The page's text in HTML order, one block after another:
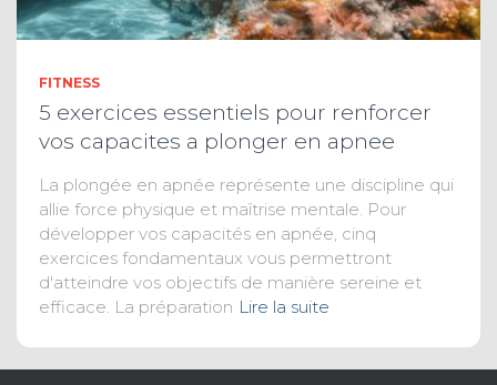
FITNESS
5 exercices essentiels pour renforcer
vos capacites a plonger en apnee
La plongée en apnée représente une discipline qui
allie force physique et maîtrise mentale. Pour
développer vos capacités en apnée, cinq
exercices fondamentaux vous permettront
d'atteindre vos objectifs de manière sereine et
efficace. La préparation Lire la suite